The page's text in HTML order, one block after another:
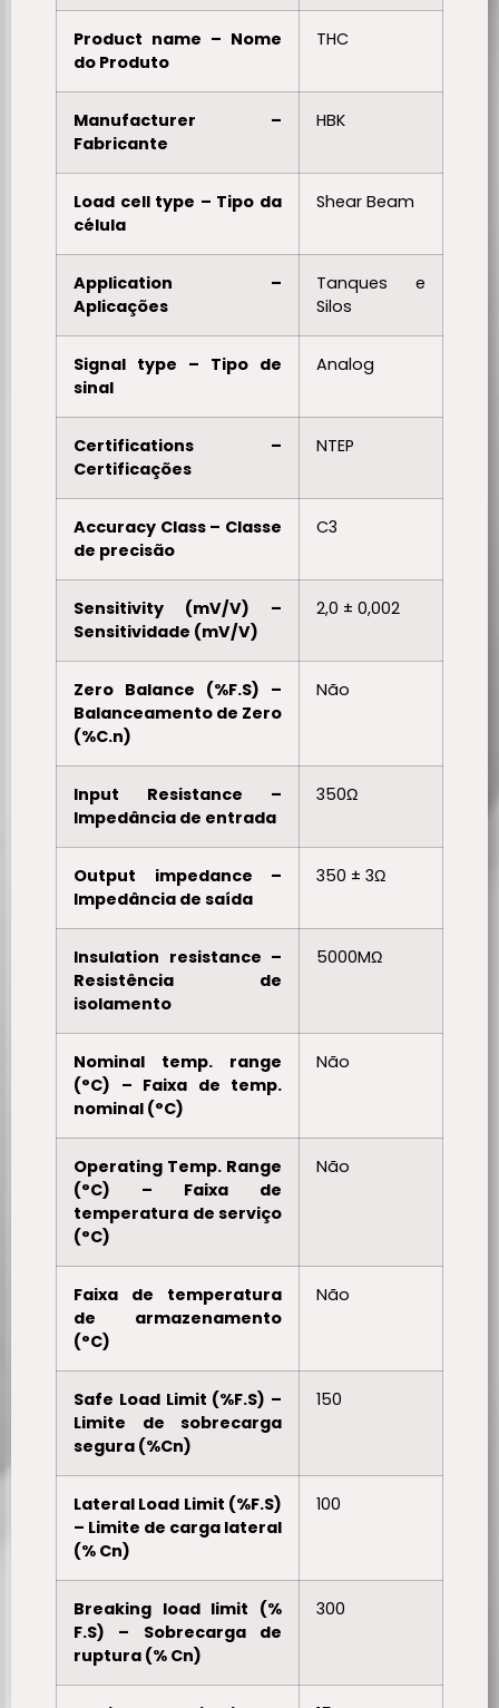
Product name – Nome
do Produto
THC
Manufacturer –
Fabricante
HBK
Load cell type – Tipo da
célula
Shear Beam
Application –
Aplicações
Tanques e
Silos
Signal type – Tipo de
sinal
Analog
Certifications –
Certificações
NTEP
Accuracy Class – Classe
de precisão
C3
Sensitivity (mV/V) –
Sensitividade (mV/V)
2,0 ± 0,002
Zero Balance (%F.S) –
Balanceamento de Zero
(%C.n)
Não
Input Resistance –
Impedância de entrada
350Ω
Output impedance –
Impedância de saída
350 ± 3Ω
Insulation resistance –
Resistência de
isolamento
5000MΩ
Nominal temp. range
(°C) – Faixa de temp.
nominal (°C)
Não
Operating Temp. Range
(°C) – Faixa de
temperatura de serviço
(°C)
Não
Faixa de temperatura
de armazenamento
(°C)
Não
Safe Load Limit (%F.S) –
Limite de sobrecarga
segura (%Cn)
150
Lateral Load Limit (%F.S)
– Limite de carga lateral
(% Cn)
100
Breaking load limit (%
F.S) – Sobrecarga de
ruptura (% Cn)
300